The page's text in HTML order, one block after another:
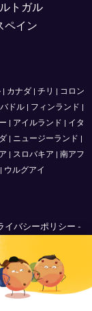
トガル
ペイン
| カナダ | チリ | コロン
ドル| フィンランド |
| アイルランド | イタ
| ニュージーランド |
| スロバキア | 南アフ
| ウルグアイ
イバシーポリシー -